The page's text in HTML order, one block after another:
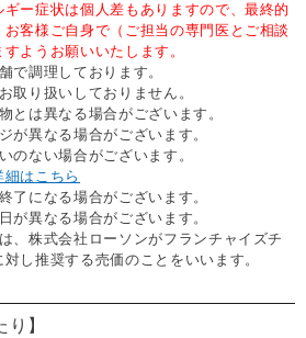
ー症状は個人差もありますので、最終的
客様ご自身で（ご担当の専門医とご相談
ようお願いいたします。
で調理しております。
取り扱いしておりません。
とは異なる場合がございます。
が異なる場合がございます。
のない場合がございます。
はこちら
了になる場合がございます。
が異なる場合がございます。
、株式会社ローソンがフランチャイズチ
し推奨する売価のことをいいます。
り】